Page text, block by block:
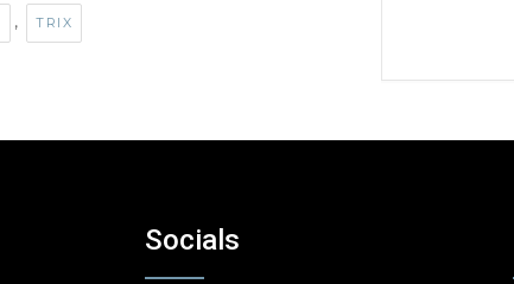
, TRIX
Socials